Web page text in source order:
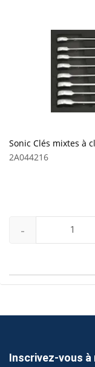
Sonic Clés mixtes à
2A044216
-
Inscrivez-vous